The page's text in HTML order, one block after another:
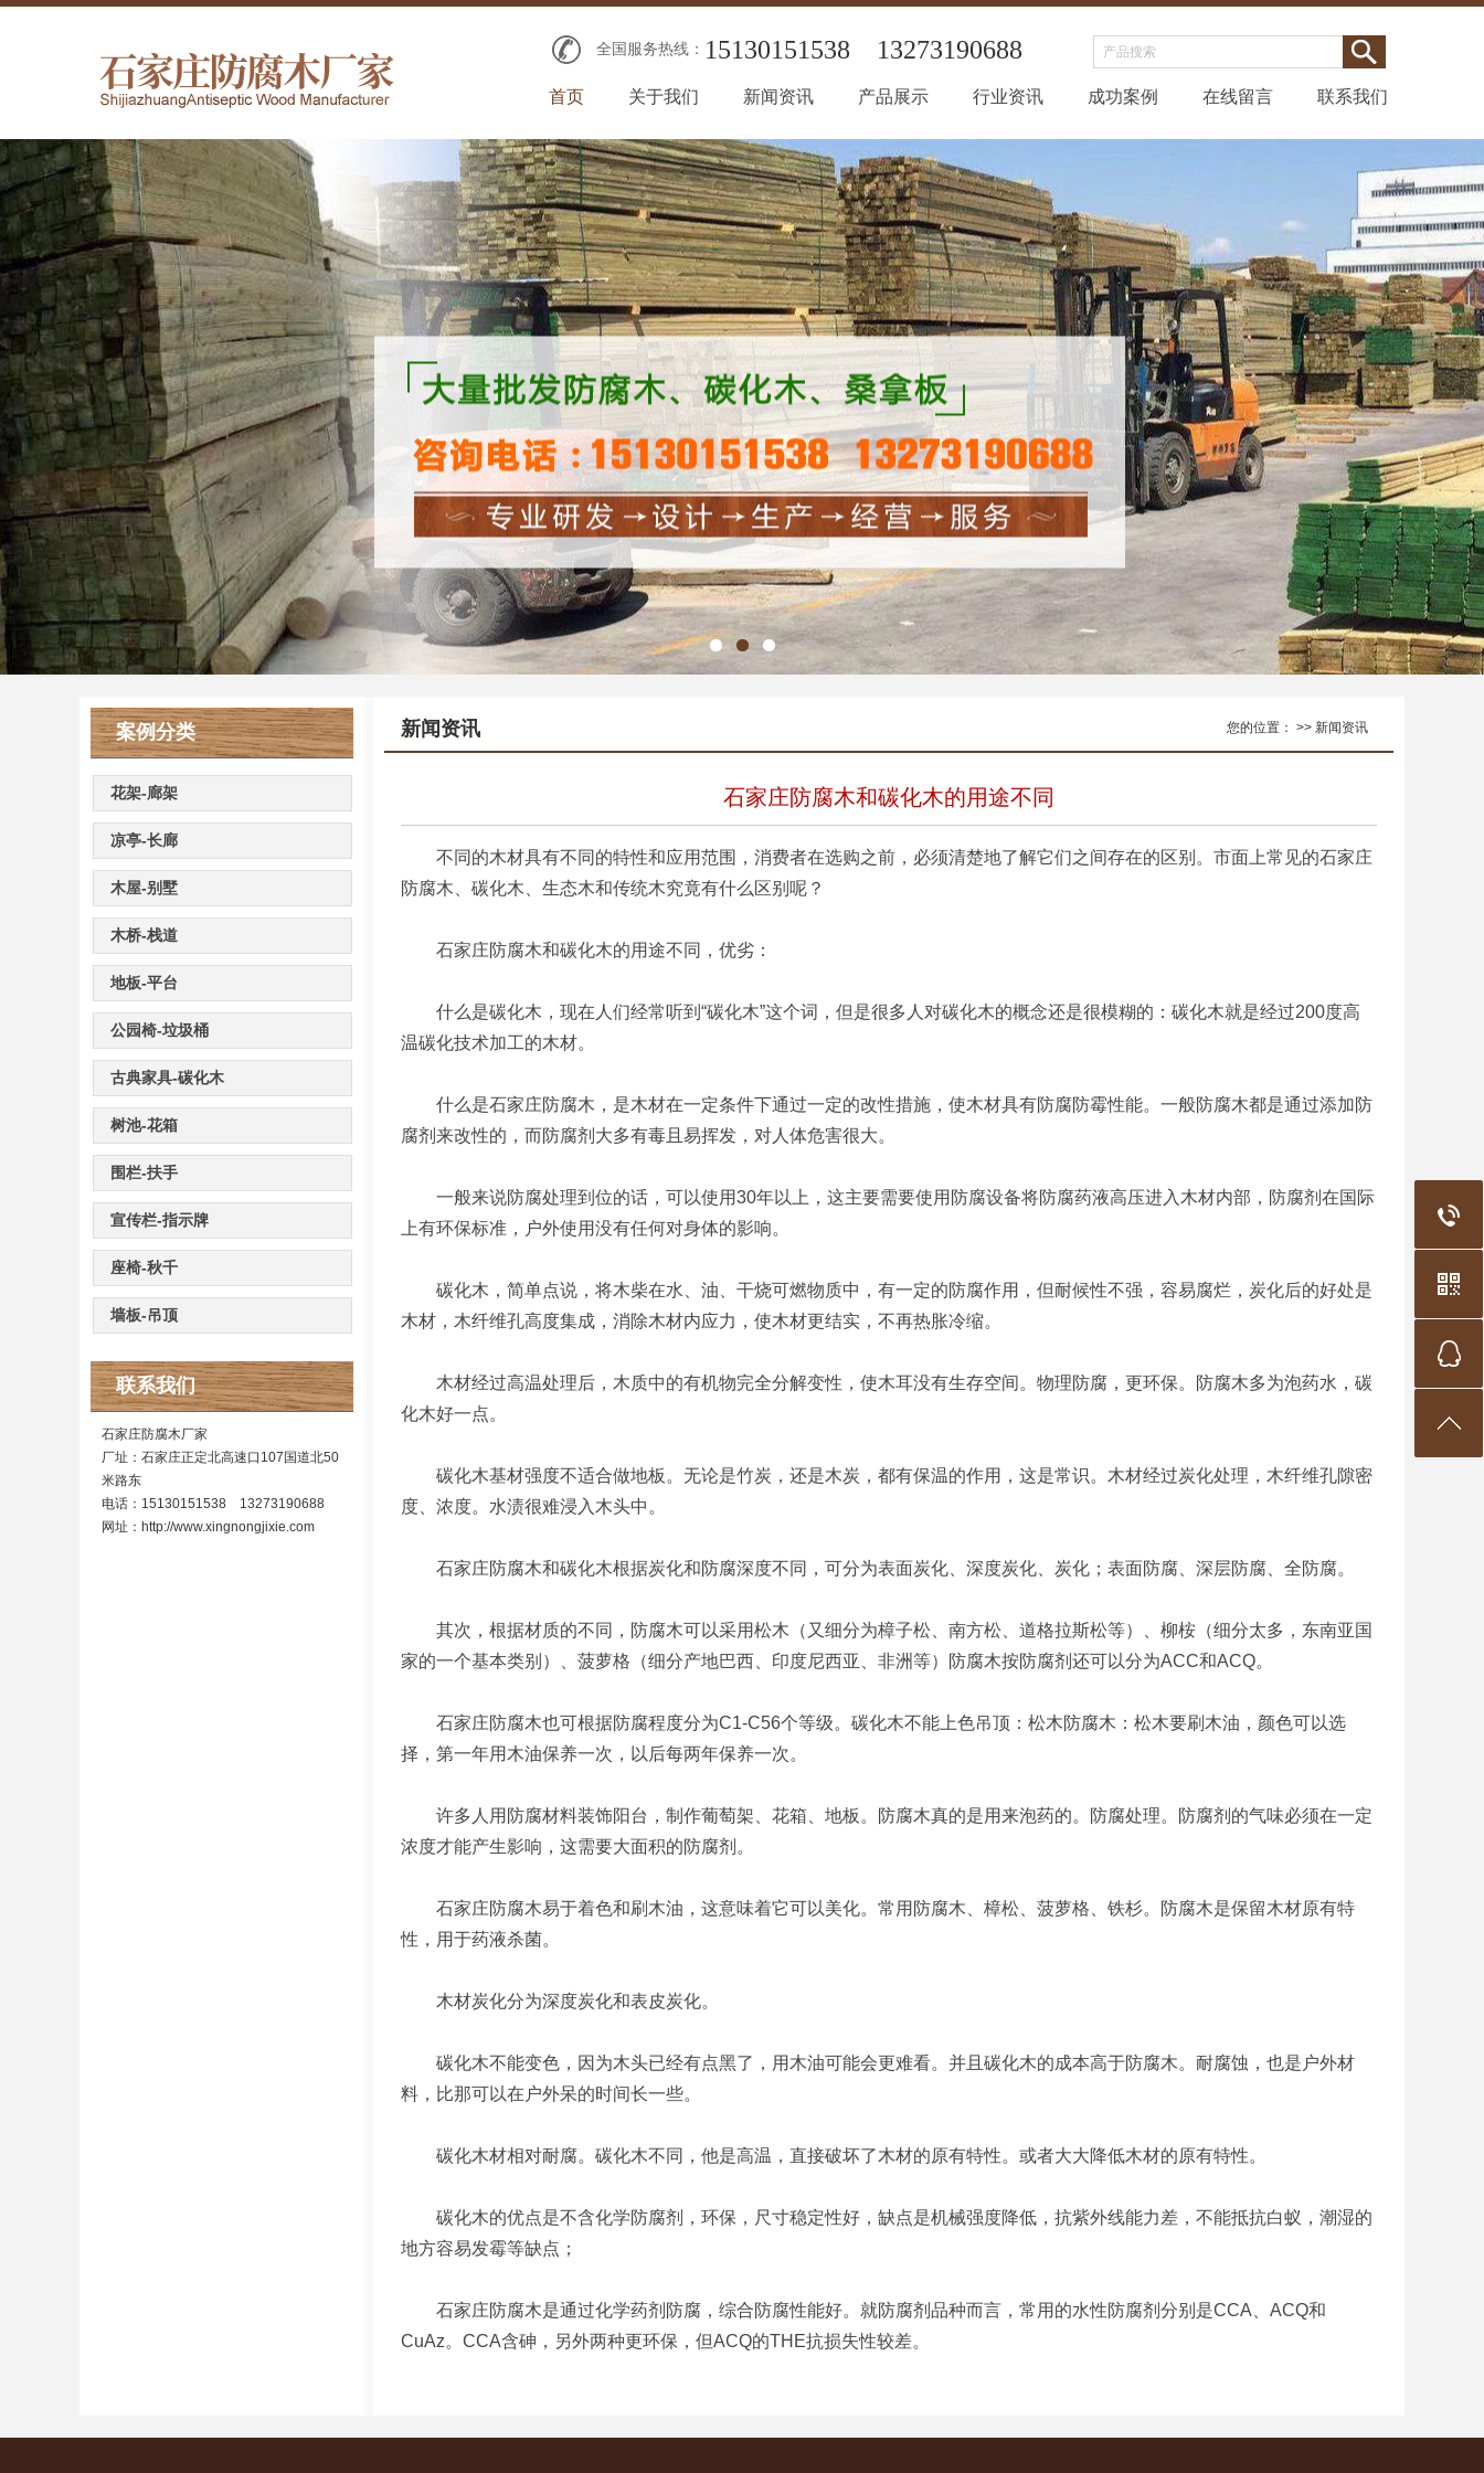
全国服务热线： 15130151538 13273190688
首页 关于我们 新闻资讯 产品展示 行业资讯 成功案例 在线留言 联系我们
案例分类
花架-廊架
凉亭-长廊
木屋-别墅
木桥-栈道
地板-平台
公园椅-垃圾桶
古典家具-碳化木
树池-花箱
围栏-扶手
宣传栏-指示牌
座椅-秋千
墙板-吊顶
联系我们
石家庄防腐木厂家
厂址：石家庄正定北高速口107国道北50
米路东
电话：15130151538 13273190688
网址： http://www.xingnongjixie.com
新闻资讯 您的位置： >> 新闻资讯
石家庄防腐木和碳化木的用途不同
不同的木材具有不同的特性和应用范围，消费者在选购之前，必须清楚地了解它们之间存在的区别。市面上常见的石家庄
防腐木、碳化木、生态木和传统木究竟有什么区别呢？
石家庄防腐木和碳化木的用途不同，优劣：
什么是碳化木，现在人们经常听到“碳化木”这个词，但是很多人对碳化木的概念还是很模糊的：碳化木就是经过200度高
温碳化技术加工的木材。
什么是石家庄防腐木，是木材在一定条件下通过一定的改性措施，使木材具有防腐防霉性能。一般防腐木都是通过添加防
腐剂来改性的，而防腐剂大多有毒且易挥发，对人体危害很大。
一般来说防腐处理到位的话，可以使用30年以上，这主要需要使用防腐设备将防腐药液高压进入木材内部，防腐剂在国际
上有环保标准，户外使用没有任何对身体的影响。
碳化木，简单点说，将木柴在水、油、干烧可燃物质中，有一定的防腐作用，但耐候性不强，容易腐烂，炭化后的好处是
木材，木纤维孔高度集成，消除木材内应力，使木材更结实，不再热胀冷缩。
木材经过高温处理后，木质中的有机物完全分解变性，使木耳没有生存空间。物理防腐，更环保。防腐木多为泡药水，碳
化木好一点。
碳化木基材强度不适合做地板。无论是竹炭，还是木炭，都有保温的作用，这是常识。木材经过炭化处理，木纤维孔隙密
度、浓度。水渍很难浸入木头中。
石家庄防腐木和碳化木根据炭化和防腐深度不同，可分为表面炭化、深度炭化、炭化；表面防腐、深层防腐、全防腐。
其次，根据材质的不同，防腐木可以采用松木（又细分为樟子松、南方松、道格拉斯松等）、柳桉（细分太多，东南亚国
家的一个基本类别）、菠萝格（细分产地巴西、印度尼西亚、非洲等）防腐木按防腐剂还可以分为ACC和ACQ。
石家庄防腐木也可根据防腐程度分为C1-C56个等级。碳化木不能上色吊顶：松木防腐木：松木要刷木油，颜色可以选
择，第一年用木油保养一次，以后每两年保养一次。
许多人用防腐材料装饰阳台，制作葡萄架、花箱、地板。防腐木真的是用来泡药的。防腐处理。防腐剂的气味必须在一定
浓度才能产生影响，这需要大面积的防腐剂。
石家庄防腐木易于着色和刷木油，这意味着它可以美化。常用防腐木、樟松、菠萝格、铁杉。防腐木是保留木材原有特
性，用于药液杀菌。
木材炭化分为深度炭化和表皮炭化。
碳化木不能变色，因为木头已经有点黑了，用木油可能会更难看。并且碳化木的成本高于防腐木。耐腐蚀，也是户外材
料，比那可以在户外呆的时间长一些。
碳化木材相对耐腐。碳化木不同，他是高温，直接破坏了木材的原有特性。或者大大降低木材的原有特性。
碳化木的优点是不含化学防腐剂，环保，尺寸稳定性好，缺点是机械强度降低，抗紫外线能力差，不能抵抗白蚁，潮湿的
地方容易发霉等缺点；
石家庄防腐木是通过化学药剂防腐，综合防腐性能好。就防腐剂品种而言，常用的水性防腐剂分别是CCA、ACQ和
CuAz。CCA含砷，另外两种更环保，但ACQ的THE抗损失性较差。